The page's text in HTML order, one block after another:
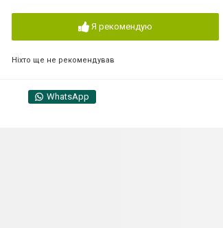
Я рекомендую
Ніхто ще не рекомендував
WhatsApp